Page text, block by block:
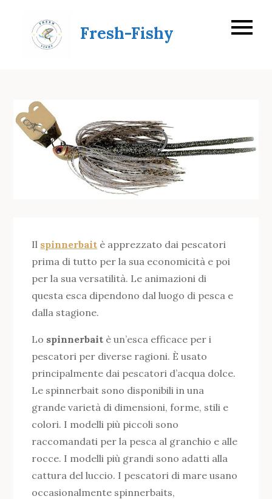
content
Fresh-Fishy
Il spinnerbait è apprezzato dai pescatori
prima di tutto per la sua economicità e poi
per la sua versatilità. Le animazioni di
questa esca dipendono dal luogo di pesca e
dalla stagione.
Lo spinnerbait è un’esca efficace per i
pescatori per diverse ragioni. È usato
principalmente dai pescatori d’acqua dolce.
Le spinnerbait sono disponibili in una
grande varietà di dimensioni, forme, stili e
colori. I modelli più piccoli sono
raccomandati per la pesca al granchio e alle
rocce. I modelli più grandi sono adatti alla
cattura del luccio. I pescatori di mare usano
occasionalmente spinnerbaits,